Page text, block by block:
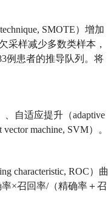
SMOTE）增加
采样减少多数类样本，
例患者的推导队列。将
自适应提升（adaptive
machine, SVM）。
characteristic, ROC）曲
×召回率/（精确率＋召